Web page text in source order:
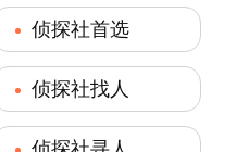
侦探社首选
侦探社找人